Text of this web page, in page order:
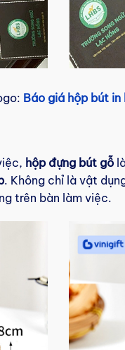
Báo giá hộp bút in
hộp đựng bút gỗ
. Không chỉ là vật
trên bàn làm việc.